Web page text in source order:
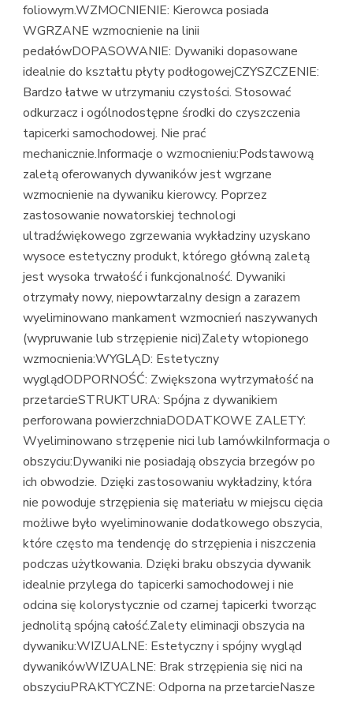
foliowym.WZMOCNIENIE: Kierowca posiada
WGRZANE wzmocnienie na linii
pedałówDOPASOWANIE: Dywaniki dopasowane
idealnie do kształtu płyty podłogowejCZYSZCZENIE:
Bardzo łatwe w utrzymaniu czystości. Stosować
odkurzacz i ogólnodostępne środki do czyszczenia
tapicerki samochodowej. Nie prać
mechanicznie.Informacje o wzmocnieniu:Podstawową
zaletą oferowanych dywaników jest wgrzane
wzmocnienie na dywaniku kierowcy. Poprzez
zastosowanie nowatorskiej technologi
ultradźwiękowego zgrzewania wykładziny uzyskano
wysoce estetyczny produkt, którego główną zaletą
jest wysoka trwałość i funkcjonalność. Dywaniki
otrzymały nowy, niepowtarzalny design a zarazem
wyeliminowano mankament wzmocnień naszywanych
(wypruwanie lub strzępienie nici)Zalety wtopionego
wzmocnienia:WYGLĄD: Estetyczny
wyglądODPORNOŚĆ: Zwiększona wytrzymałość na
przetarcieSTRUKTURA: Spójna z dywanikiem
perforowana powierzchniaDODATKOWE ZALETY:
Wyeliminowano strzępenie nici lub lamówkiInformacja o
obszyciu:Dywaniki nie posiadają obszycia brzegów po
ich obwodzie. Dzięki zastosowaniu wykładziny, która
nie powoduje strzępienia się materiału w miejscu cięcia
możliwe było wyeliminowanie dodatkowego obszycia,
które często ma tendencję do strzępienia i niszczenia
podczas użytkowania. Dzięki braku obszycia dywanik
idealnie przylega do tapicerki samochodowej i nie
odcina się kolorystycznie od czarnej tapicerki tworząc
jednolitą spójną całość.Zalety eliminacji obszycia na
dywaniku:WIZUALNE: Estetyczny i spójny wygląd
dywanikówWIZUALNE: Brak strzępienia się nici na
obszyciuPRAKTYCZNE: Odporna na przetarcieNasze